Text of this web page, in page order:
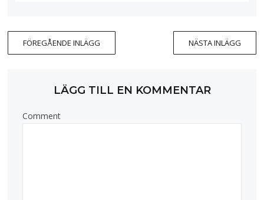
FÖREGÅENDE INLÄGG NÄSTA INLÄGG
LÄGG TILL EN KOMMENTAR
Comment